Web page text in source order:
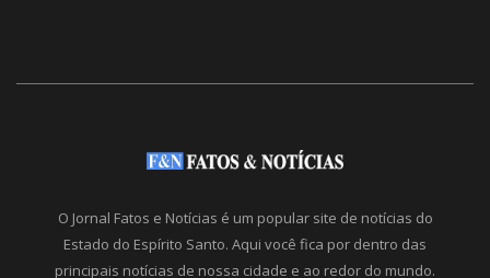
O Jornal Fatos e Notícias é um popular site de notícias do
Estado do Espírito Santo. Aqui você fica por dentro das
principais notícias de nossa cidade e ao redor do mundo.